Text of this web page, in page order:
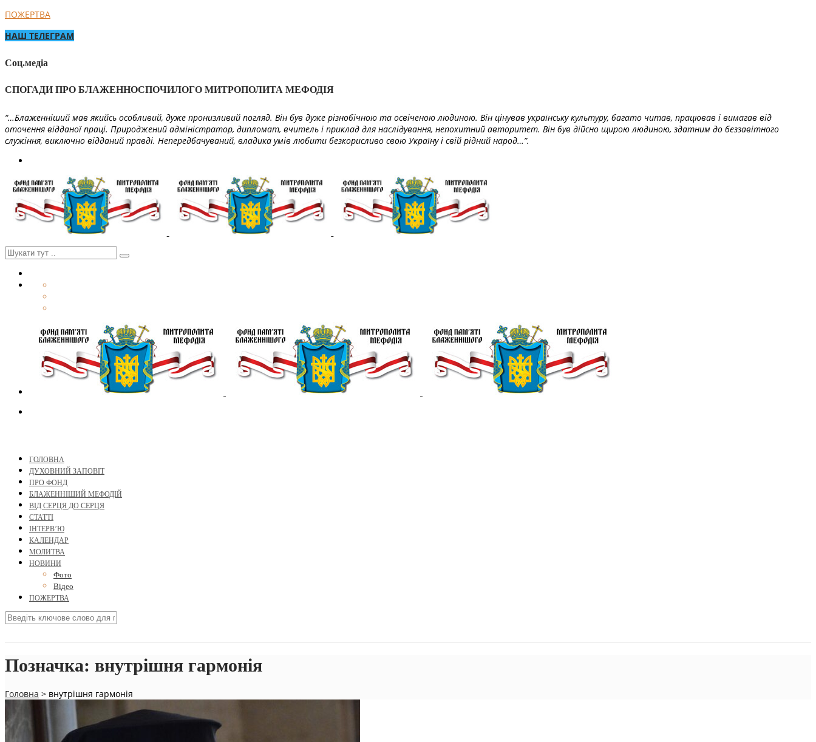
ПОЖЕРТВА
НАШ ТЕЛЕГРАМ
Соц.медіа
СПОГАДИ ПРО БЛАЖЕННОСПОЧИЛОГО МИТРОПОЛИТА МЕФОДІЯ
“…Блаженніший мав якийсь особливий, дуже пронизливий погляд. Він був дуже різнобічною та освіченою людиною. Він цінував українську культуру, багато читав, працював і вимагав від
оточення відданої праці. Природжений адміністратор, дипломат, вчитель і приклад для наслідування, непохитний авторитет. Він був дійсно щирою людиною, здатним до беззавітного
служіння, виключно відданий правді. Непередбачуваний, владика умів любити безкорисливо свою Україну і свій рідний народ…”.
ГОЛОВНА
ДУХОВНИЙ ЗАПОВІТ
ПРО ФОНД
БЛАЖЕННІШИЙ МЕФОДІЙ
ВІД СЕРЦЯ ДО СЕРЦЯ
СТАТТІ
ІНТЕРВ’Ю
КАЛЕНДАР
МОЛИТВА
НОВИНИ
Фото
Відео
ПОЖЕРТВА
Позначка: внутрішня гармонія
Головна > внутрішня гармонія